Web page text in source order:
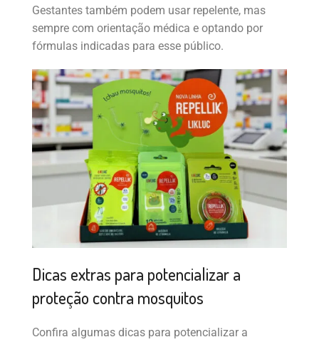
Gestantes também podem usar repelente, mas
sempre com orientação médica e optando por
fórmulas indicadas para esse público.
Dicas extras para potencializar a
proteção contra mosquitos
Confira algumas dicas para potencializar a